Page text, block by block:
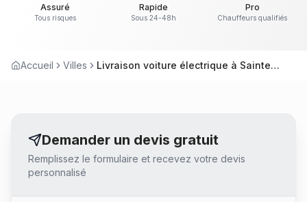
Assuré
Tous risques
Rapide
Sous 24-48h
Pro
Chauffeurs qualifiés
Accueil Villes Livraison voiture électrique à Sainte-Luce-sur-Loire
Demander un devis gratuit
Remplissez le formulaire et recevez votre devis
personnalisé